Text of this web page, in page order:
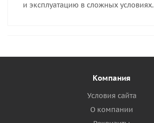
и эксплуатацию в сложных условиях.
Компания
Условия сайта
О компании